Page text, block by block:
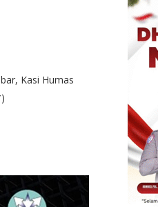
Kasi Humas